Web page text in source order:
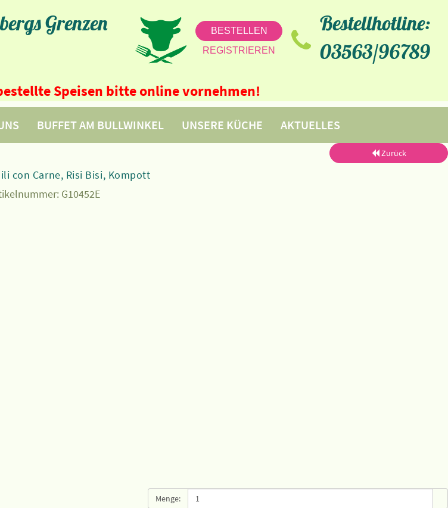
Grenzen
BESTELLEN
REGISTRIEREN
Bestellhotline:
03563/96789
Speisen bitte online vornehmen!
BUFFET AM BULLWINKEL UNSERE KÜCHE AKTUELLES
Zurück
con Carne, Risi Bisi, Kompott
G10452E
Menge: